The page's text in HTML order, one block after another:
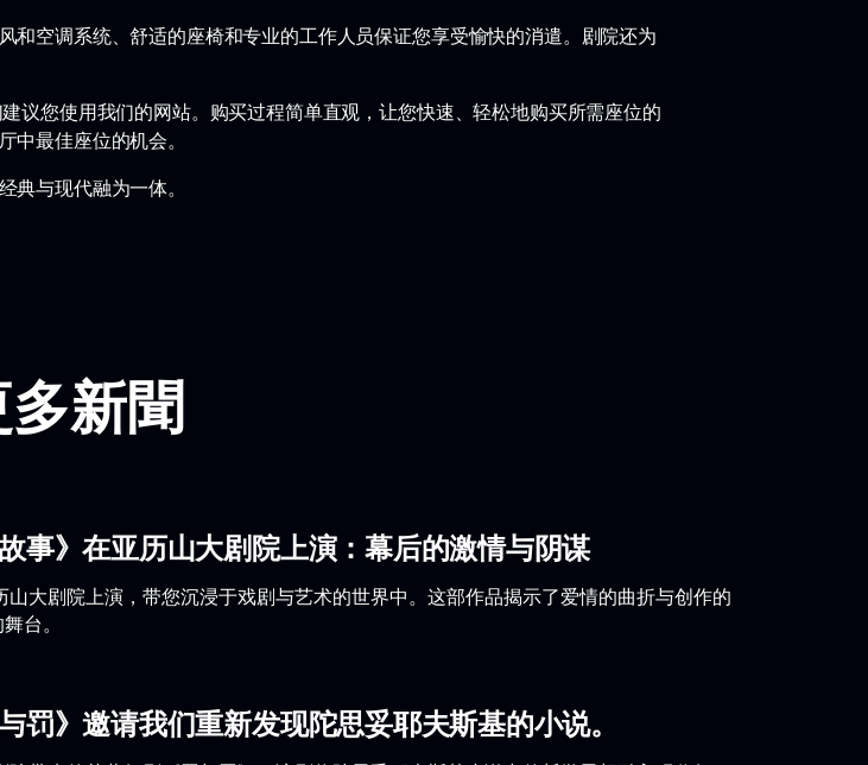
空调系统、舒适的座椅和专业的工作人员保证您享受愉快的消遣。剧院还为
议您使用我们的网站。购买过程简单直观，让您快速、轻松地购买所需座位的
最佳座位的机会。
与现代融为一体。
新聞
事》在亚历山大剧院上演：幕后的激情与阴谋
大剧院上演，带您沉浸于戏剧与艺术的世界中。这部作品揭示了爱情的曲折与创作的
台。
罚》邀请我们重新发现陀思妥耶夫斯基的小说。